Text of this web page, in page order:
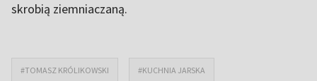
skrobią ziemniaczaną.
#TOMASZ KRÓLIKOWSKI #KUCHNIA JARSKA